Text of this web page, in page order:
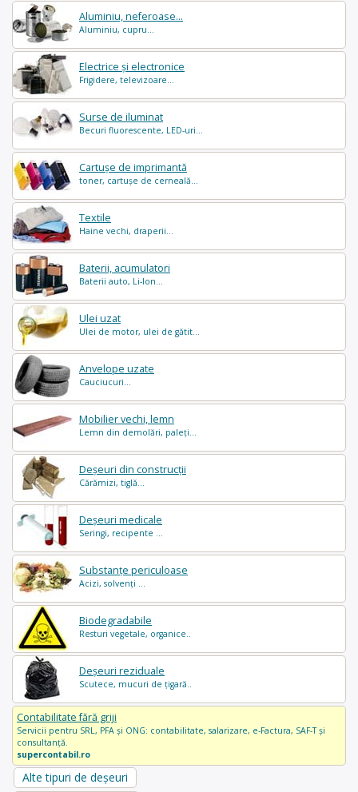
Aluminiu, neferoase...
Aluminiu, cupru...
Electrice și electronice
Frigidere, televizoare...
Surse de iluminat
Becuri fluorescente, LED-uri...
Cartușe de imprimantă
toner, cartușe de cerneală...
Textile
Haine vechi, draperii...
Baterii, acumulatori
Baterii auto, Li-Ion...
Ulei uzat
Ulei de motor, ulei de gătit...
Anvelope uzate
Cauciucuri...
Mobilier vechi, lemn
Lemn din demolări, paleți...
Deșeuri din construcții
Cărămizi, tiglă...
Deșeuri medicale
Seringi, recipente ...
Substanțe periculoase
Acizi, solvenți ...
Biodegradabile
Resturi vegetale, organice..
Deșeuri reziduale
Scutece, mucuri de țigară..
Contabilitate fără griji
Servicii pentru SRL, PFA și ONG: contabilitate, salarizare, e-Factura, SAF-T și
consultanță.
supercontabil.ro
Alte tipuri de deșeuri